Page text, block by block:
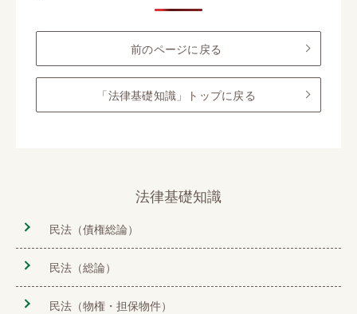
前のページに戻る
「法律基礎知識」トップに戻る
法律基礎知識
民法（債権総論）
民法（総論）
民法（物権・担保物件）